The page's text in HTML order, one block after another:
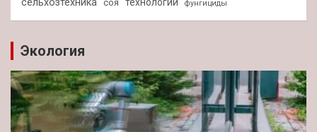
соя фунгициды
Экология